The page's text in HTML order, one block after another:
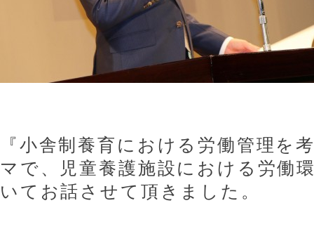
『小舎制養育における労働管理を
マで、児童養護施設における労働
いてお話させて頂きました。